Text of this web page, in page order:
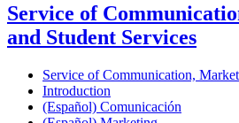
Service of
and Student Services
Service of Communication,
Introduction
(Español) Comunicación